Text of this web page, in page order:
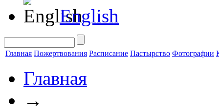
English
Главная Пожертвования Расписание Пастырство Фотографии
Главная
→